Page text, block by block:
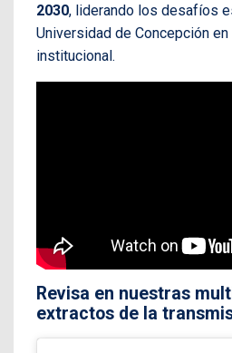
2030, liderando los desafíos
Universidad de Concepción en
institucional.
Revisa en nuestras
extractos de la